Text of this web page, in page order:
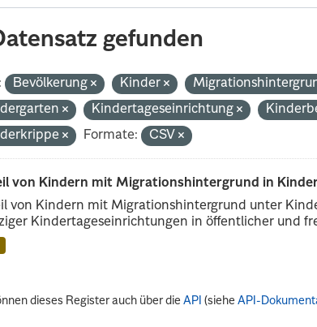
gefunden
Bevölkerung Kinder
Kindertageseinrichtung
Formate: CSV
von Kindern mit Migrationshintergrund in
von Kindern mit Migrationshintergrund unter
Kindertageseinrichtungen in öffentlicher und
dieses Register auch über dieAPI (sieheAPI-